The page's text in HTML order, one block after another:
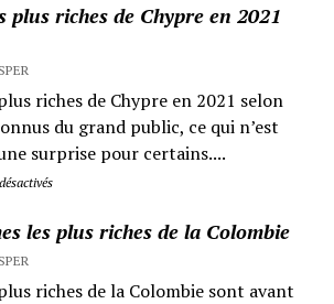
plus riches de Chypre en 2021
riches de Chypre en 2021 selon
du grand public, ce qui n’est
surprise pour certains....
les plus riches de la Colombie
riches de la Colombie sont avant